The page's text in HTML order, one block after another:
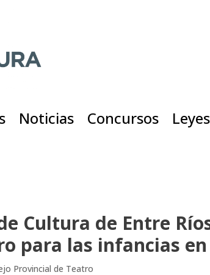
Noticias Concursos Leyes
Cultura de Entre
para las infancias en
Provincial de Teatro